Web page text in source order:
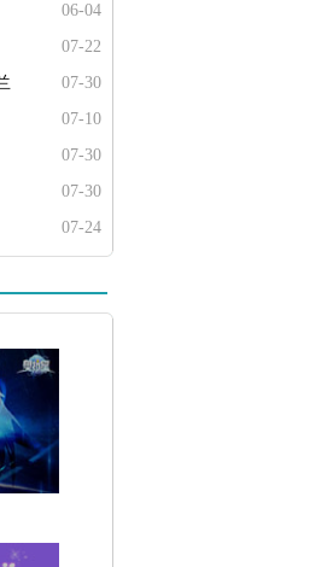
06-04
07-22
07-30
07-10
07-30
07-30
07-24